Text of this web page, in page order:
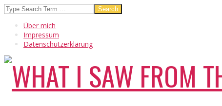
Skip
to
content
Search
Über mich
Impressum
Datenschutzerklärung